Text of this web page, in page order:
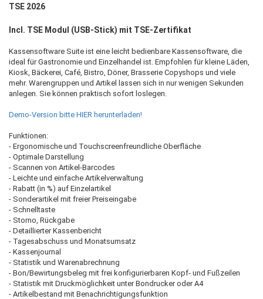
TSE 2026
Incl. TSE Modul (USB-Stick) mit TSE-Zertifikat
Kassensoftware Suite ist eine leicht bedienbare Kassensoftware, die
ideal für Gastronomie und Einzelhandel ist. Empfohlen für kleine Läden,
Kiosk, Bäckerei, Café, Bistro, Döner, Brasserie Copyshops und viele
mehr. Warengruppen und Artikel lassen sich in nur wenigen Sekunden
anlegen. Sie können praktisch sofort loslegen.
Demo-Version bitte HIER herunterladen!
Funktionen:
- Ergonomische und Touchscreenfreundliche Oberfläche
- Optimale Darstellung
- Scannen von Artikel-Barcodes
- Leichte und einfache Artikelverwaltung
- Rabatt (in %) auf Einzelartikel
- Sonderartikel mit freier Preiseingabe
- Schnelltaste
- Storno, Rückgabe
- Detaillierter Kassenbericht
- Tagesabschuss und Monatsumsatz
- Kassenjournal
- Statistik und Warenabrechnung
- Bon/Bewirtungsbeleg mit frei konfigurierbaren Kopf- und Fußzeilen
- Statistik mit Druckmöglichkeit unter Bondrucker oder A4
- Artikelbestand mit Benachrichtigungsfunktion